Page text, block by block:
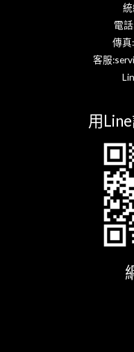
電
傳
客服
用